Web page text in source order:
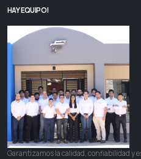
HAY EQUIPO!
Garantizamos la calidad, confiabilidad y